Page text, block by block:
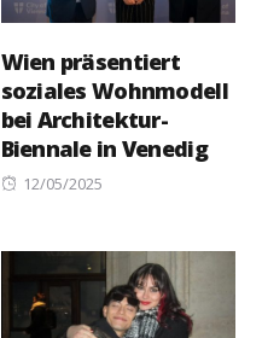
Wien präsentiert
soziales Wohnmodell
bei Architektur-
Biennale in Venedig
Posted
12/05/2025